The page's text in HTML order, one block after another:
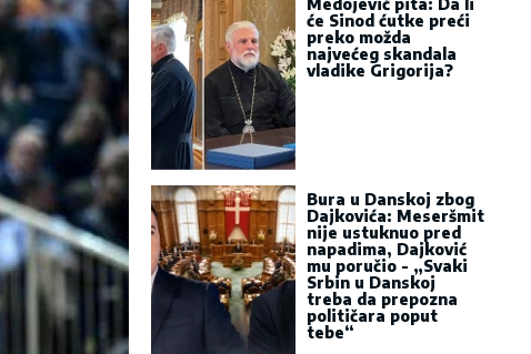
Medojević pita: Da li
će Sinod ćutke preći
preko možda
najvećeg skandala
vladike Grigorija?
Bura u Danskoj zbog
Dajkovića: Meseršmit
nije ustuknuo pred
napadima, Dajković
mu poručio - „Svaki
Srbin u Danskoj
treba da prepozna
političara poput
tebe“